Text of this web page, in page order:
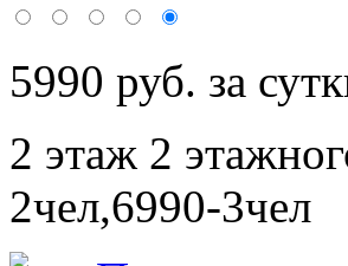
5990 руб. за
2 этаж 2
2чел,6990-3чел